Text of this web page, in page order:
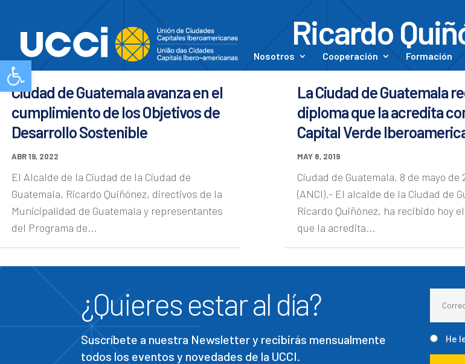
Abrir barra de herramientas Nosotros Cooperación Formación
Ricardo
Ciudad de Guatemala avanza en el
cumplimiento de los Objetivos de
Desarrollo Sostenible
ABR 19, 2022
El Alcalde de la Ciudad de la Ciudad de
Guatemala, Ricardo Quiñónez, directivos de la
Municipalidad de Guatemala y representantes
del Programa de...
La Ciudad de Guatemala
diploma que la acredita
Capital Verde
MAY 8, 2019
Ciudad de Guatemala, 8 de mayo de
(ANCI).- El alcalde de la Ciudad de
Ricardo Quiñónez, ha recibido hoy
que la acredita...
¿Quieres estar al día?
Suscríbete a nuestra Newsletter y recibirás mensualmente
todos los eventos y novedades de la UCCI.
He